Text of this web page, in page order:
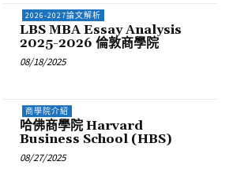
2026-2027論文解析
LBS MBA Essay Analysis
2025-2026 倫敦商學院
08/18/2025
商學院介紹
哈佛商學院 Harvard
Business School (HBS)
08/27/2025